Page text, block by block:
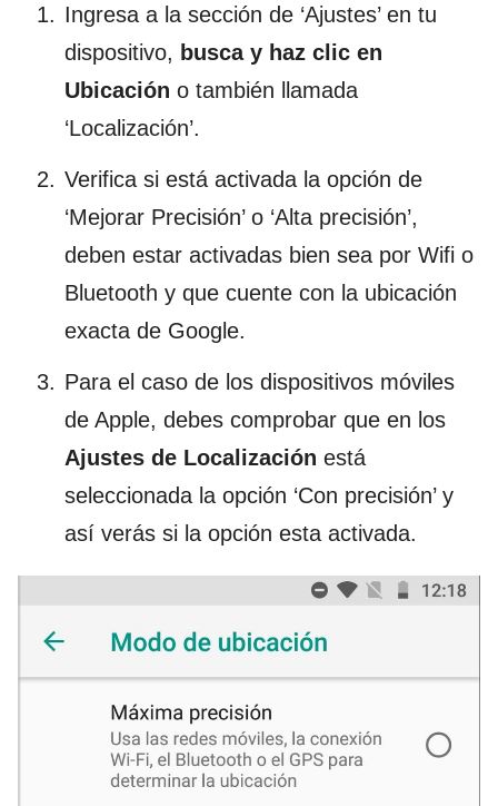
Ingresa a la sección de ‘Ajustes’ en tu
dispositivo, busca y haz clic en
Ubicación o también llamada
‘Localización’.
Verifica si está activada la opción de
‘Mejorar Precisión’ o ‘Alta precisión’,
deben estar activadas bien sea por Wifi o
Bluetooth y que cuente con la ubicación
exacta de Google.
Para el caso de los dispositivos móviles
de Apple, debes comprobar que en los
Ajustes de Localización está
seleccionada la opción ‘Con precisión’ y
así verás si la opción esta activada.